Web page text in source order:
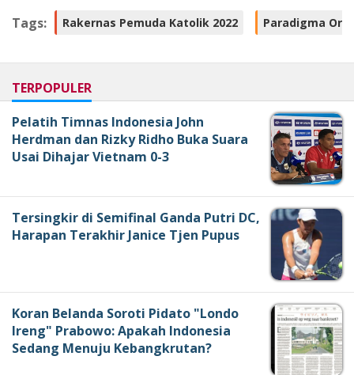
Tags: Rakernas Pemuda Katolik 2022 Paradigma
TERPOPULER
Pelatih Timnas Indonesia John
Herdman dan Rizky Ridho Buka Suara
Usai Dihajar Vietnam 0-3
Tersingkir di Semifinal Ganda Putri DC,
Harapan Terakhir Janice Tjen Pupus
Koran Belanda Soroti Pidato "Londo
Ireng" Prabowo: Apakah Indonesia
Sedang Menuju Kebangkrutan?